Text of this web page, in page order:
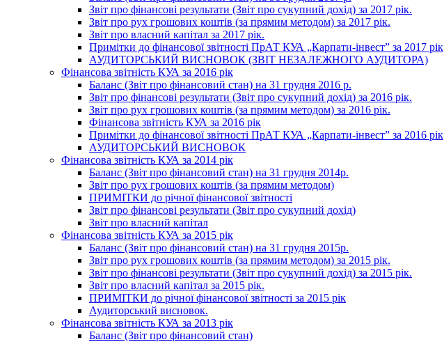
Звіт про фінансові результати (Звіт про сукупний дохід) за 2017 рік.
Звіт про рух грошових коштів (за прямим методом) за 2017 рік.
Звіт про власний капітал за 2017 рік.
Примітки до фінансової звітності ПрАТ КУА „Карпати-інвест” за 2017 рік
АУДИТОРСЬКИЙ ВИСНОВОК (ЗВІТ НЕЗАЛЕЖНОГО АУДИТОРА)
Фінансова звітність КУА за 2016 рік
Баланс (Звіт про фінансовий стан) на 31 грудня 2016 р.
Звіт про фінансові результати (Звіт про сукупний дохід) за 2016 рік.
Звіт про рух грошових коштів (за прямим методом) за 2016 рік.
Фінансова звітність КУА за 2016 рік
Примітки до фінансової звітності ПрАТ КУА „Карпати-інвест” за 2016 рік
АУДИТОРСЬКИЙ ВИСНОВОК
Фінансова звітність КУА за 2014 рік
Баланс (Звіт про фінансовий стан) на 31 грудня 2014р.
Звіт про рух грошових коштів (за прямим методом)
ПРИМІТКИ до річної фінансової звітності
Звіт про фінансові результати (Звіт про сукупний дохід)
Звіт про власний капітал
Фінансова звітність КУА за 2015 рік
Баланс (Звіт про фінансовий стан) на 31 грудня 2015р.
Звіт про рух грошових коштів (за прямим методом) за 2015 рік.
Звіт про фінансові результати (Звіт про сукупний дохід) за 2015 рік.
Звіт про власний капітал за 2015 рік.
ПРИМІТКИ до річної фінансової звітності за 2015 рік
Аудиторський висновок.
Фінансова звітність КУА за 2013 рік
Баланс (Звіт про фінансовий стан)